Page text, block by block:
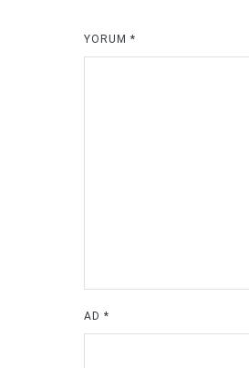
YORUM *
AD *